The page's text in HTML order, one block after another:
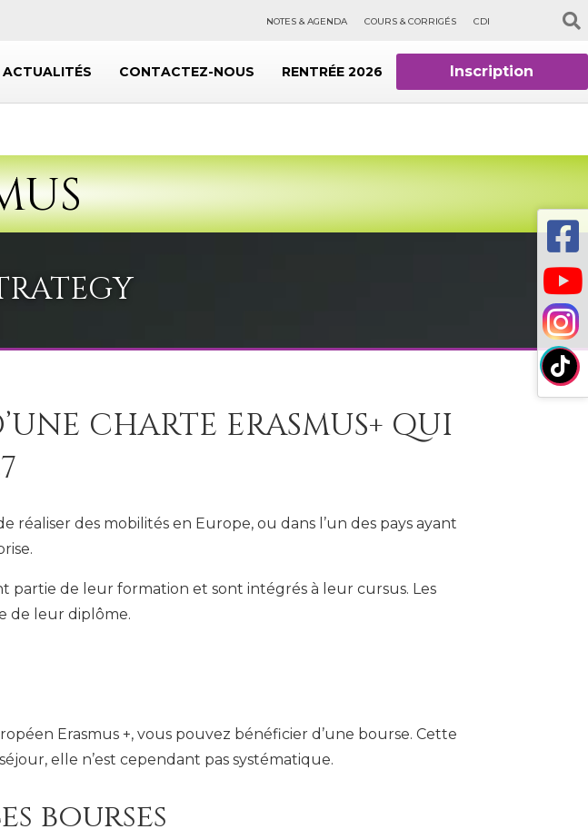
NOTES & AGENDA COURS & CORRIGÉS CDI
ACTUALITÉS CONTACTEZ-NOUS RENTRÉE 2026 Inscription
CHARTE ERASMUS+ QUI
réaliser des mobilités en Europe, ou dans l’un des pays ayant
partie de leur formation et sont intégrés à leur cursus. Les
de leur diplôme.
Erasmus +, vous pouvez bénéficier d’une bourse. Cette
elle n’est cependant pas systématique.
bourses